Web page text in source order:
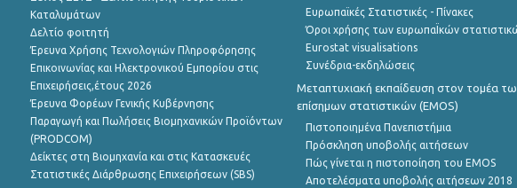
Καταλυμάτων
Δελτίο φοιτητή
Έρευνα Χρήσης Τεχνολογιών Πληροφόρησης
Επικοινωνίας και Ηλεκτρονικού Εμπορίου στις
Επιχειρήσεις,έτους 2026
Έρευνα Φορέων Γενικής Κυβέρνησης
Παραγωγή και Πωλήσεις Βιομηχανικών Προϊόντων
(PRODCOM)
Δείκτες στη Βιομηχανία και στις Κατασκευές
Στατιστικές Διάρθρωσης Επιχειρήσεων (SBS)
Ευρωπαϊκές Στατιστικές - Πίνακες
Όροι χρήσης των ευρωπαΪκών
Eurostat visualisations
Συνέδρια-εκδηλώσεις
Μεταπτυχιακή εκπαίδευση στον τομέα
επίσημων στατιστικών (EMOS)
Πιστοποιημένα Πανεπιστήμια
Πρόσκληση υποβολής αιτήσεων
Πώς γίνεται η πιστοποίηση του EMOS
Αποτελέσματα υποβολής αιτήσεων 2018